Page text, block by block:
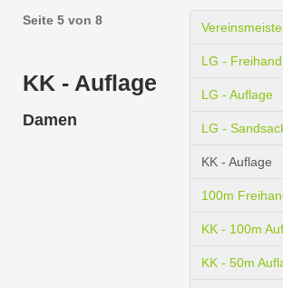
LG - Freihand
LG - Auflage
LG -
KK - Auflage
100m
KK - 100m
KK - 50m
Seite 5 von 8
KK - Auflage
Damen